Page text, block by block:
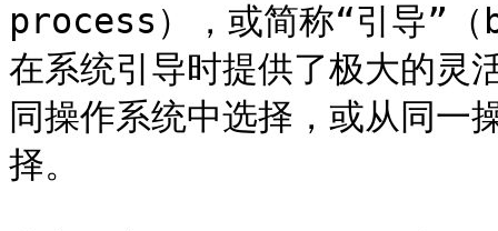
process），或简称“引导”
在系统引导时提供了极大的灵
同操作系统中选择，或从同一
择。